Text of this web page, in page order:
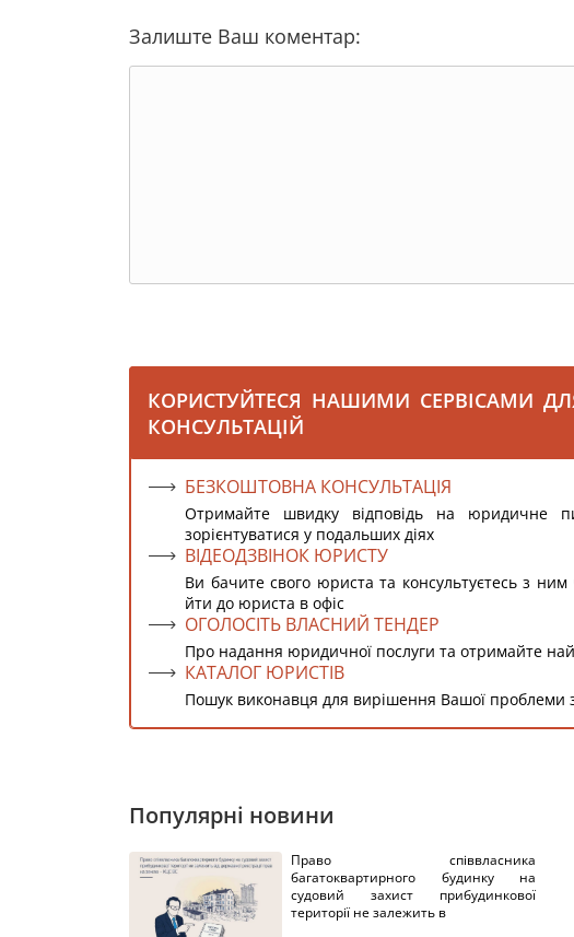
Залиште Ваш коментар:
КОРИСТУЙТЕСЯ НАШИМИ СЕРВІСАМИ
КОНСУЛЬТАЦІЙ
БЕЗКОШТОВНА КОНСУЛЬТАЦІЯ
Отримайте швидку відповідь на юридичне
зорієнтуватися у подальших діях
ВІДЕОДЗВІНОК ЮРИСТУ
Ви бачите свого юриста та консультуєтесь з
йти до юриста в офіс
ОГОЛОСІТЬ ВЛАСНИЙ ТЕНДЕР
Про надання юридичної послуги та отримайте
КАТАЛОГ ЮРИСТІВ
Пошук виконавця для вирішення Вашої
Популярні новини
Право співвласника
багатоквартирного будинку на
судовий захист прибудинкової
території не залежить в